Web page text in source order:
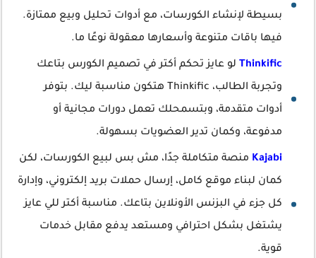
بسيطة لإنشاء الكورسات، مع أدوات تحليل وبيع ممتازة.
فيها باقات متنوعة وأسعارها معقولة نوعًا ما.
Thinkific لو عايز تحكم أكتر في تصميم الكورس بتاعك
وتجربة الطالب، Thinkific هتكون مناسبة ليك. بتوفر
أدوات متقدمة، وبتسمحلك تعمل دورات مجانية أو
مدفوعة، وكمان تدير العضويات بسهولة.
Kajabi منصة متكاملة جدًا، مش بس لبيع الكورسات، لكن
كمان لبناء موقع كامل، إرسال حملات بريد إلكتروني، وإدارة
كل جزء في البزنس الأونلاين بتاعك. مناسبة أكتر للي عايز
يشتغل بشكل احترافي ومستعد يدفع مقابل خدمات
قوية.